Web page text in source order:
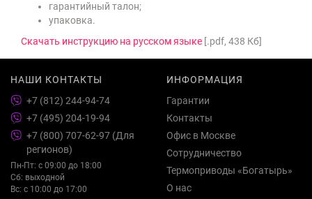
гарантийный талон;
упаковка.
Скачать инструкцию на русском языке [.pdf, 438 Кб]
НАШИ КОНТАКТЫ
+7 (812) 244-94-74
+7 (495) 204-19-94
+7 (800) 707-62-97 (Для
регионов)
Пн-Пт: с 09:00 до 18:00
Сб: выходной
Вс: с 10:00 до 17:00
ИНФОРМАЦИЯ
Гарантии
Контакты
Офис в Москве
Сотрудничество
Термоприводы «Богатырь»
О нас